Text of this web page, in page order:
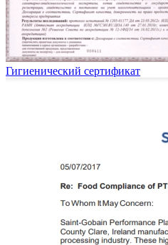
Гигиенический сертификат